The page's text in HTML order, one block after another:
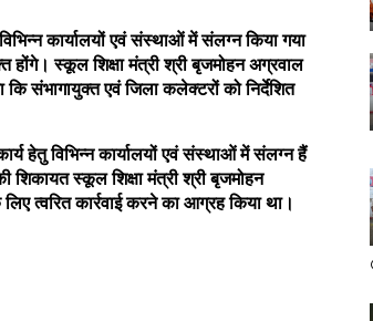
कार्यालयों एवं संस्थाओं में संलग्न किया गया
होंगे। स्कूल शिक्षा मंत्री श्री बृजमोहन अग्रवाल
संभागायुक्त एवं जिला कलेक्टरों को निर्देशित
हेतु विभिन्न कार्यालयों एवं संस्थाओं में संलग्न हैं
स्कूल शिक्षा मंत्री श्री बृजमोहन
त्वरित कार्रवाई करने का आग्रह किया था।